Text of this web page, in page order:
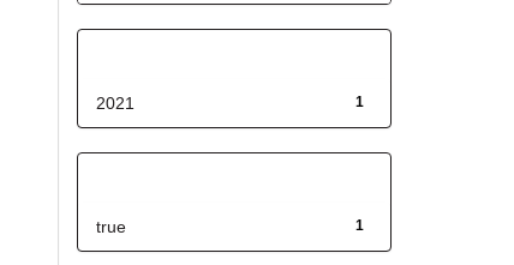
1
2021
1
true